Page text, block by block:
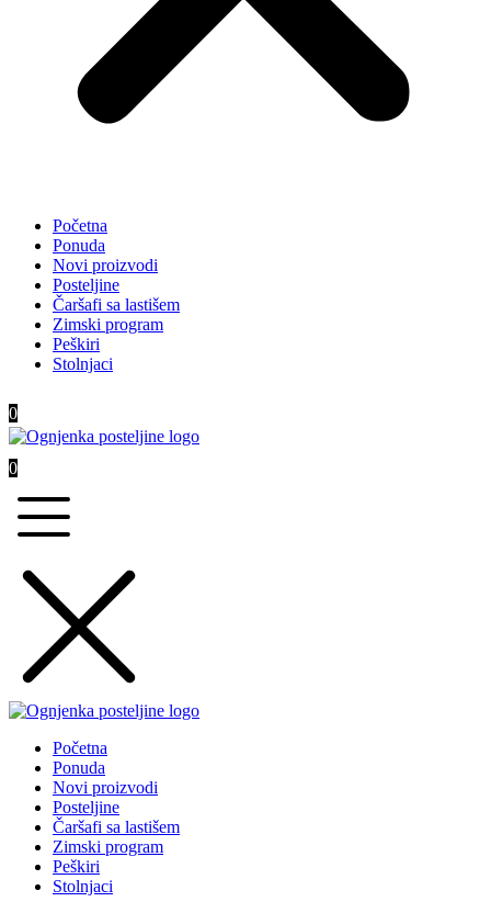
Početna
Ponuda
Novi proizvodi
Posteljine
Čaršafi sa lastišem
Zimski program
Peškiri
Stolnjaci
0
0
Početna
Ponuda
Novi proizvodi
Posteljine
Čaršafi sa lastišem
Zimski program
Peškiri
Stolnjaci